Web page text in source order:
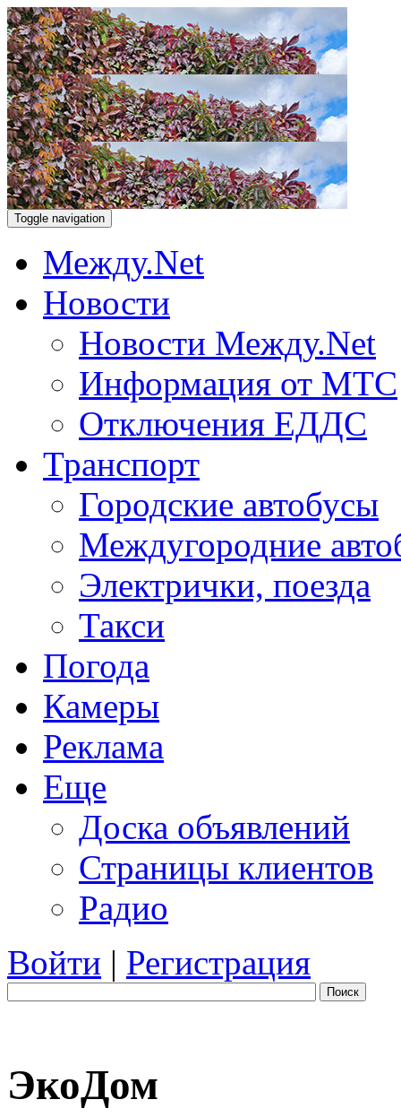
Toggle navigation
Между.Net
Новости
Новости Между.Net
Информация от МТС
Отключения ЕДДС
Транспорт
Городские автобусы
Междугородние
Электрички, поезда
Такси
Погода
Камеры
Реклама
Еще
Доска объявлений
Страницы клиентов
Радио
Войти | Регистрация
Поиск
ЭкоДом